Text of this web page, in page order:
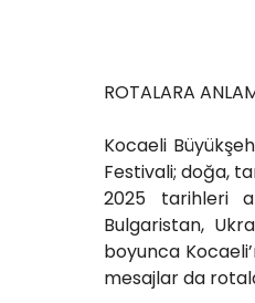
ROTALARA
Kocaeli
Festivali; doğa,
2025 tarihleri
Bulgaristan,
boyunca
mesajlar da